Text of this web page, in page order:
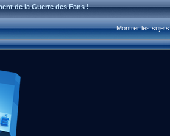
de la Guerre des Fans !
Montrer les